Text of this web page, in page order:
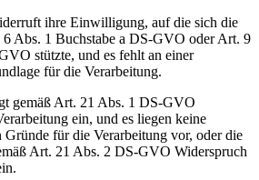
ihre Einwilligung, auf die sich die
Abs. 1 Buchstabe a DS-GVO oder Art. 9
stützte, und es fehlt an einer
für die Verarbeitung.
gemäß Art. 21 Abs. 1 DS-GVO
ein, und es liegen keine
Gründe für die Verarbeitung vor, oder die
Art. 21 Abs. 2 DS-GVO Widerspruch